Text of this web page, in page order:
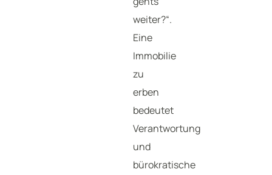
weiter?“.
Eine
Immobilie
zu
erben
bedeutet
Verantwortung
und
bürokratische